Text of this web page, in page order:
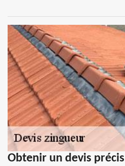
Obtenir un devis